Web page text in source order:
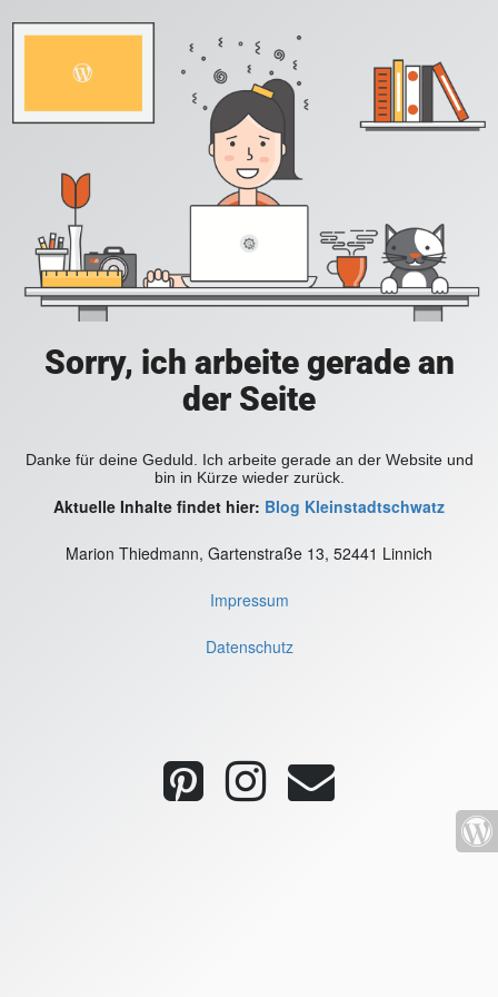
Sorry, ich arbeite gerade an
der Seite
Danke für deine Geduld. Ich arbeite gerade an der Website und
bin in Kürze wieder zurück.
Aktuelle Inhalte findet hier: Blog Kleinstadtschwatz
Marion Thiedmann, Gartenstraße 13, 52441 Linnich
Impressum
Datenschutz